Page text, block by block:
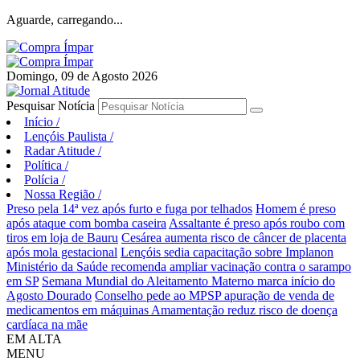
Aguarde, carregando...
Domingo, 09 de Agosto 2026
Pesquisar Notícia
Início /
Lençóis Paulista /
Radar Atitude /
Política /
Polícia /
Nossa Região /
Preso pela 14ª vez após furto e fuga por telhados Homem é preso
após ataque com bomba caseira Assaltante é preso após roubo com
tiros em loja de Bauru Cesárea aumenta risco de câncer de placenta
após mola gestacional Lençóis sedia capacitação sobre Implanon
Ministério da Saúde recomenda ampliar vacinação contra o sarampo
em SP Semana Mundial do Aleitamento Materno marca início do
Agosto Dourado Conselho pede ao MPSP apuração de venda de
medicamentos em máquinas Amamentação reduz risco de doença
cardíaca na mãe
EM ALTA
MENU